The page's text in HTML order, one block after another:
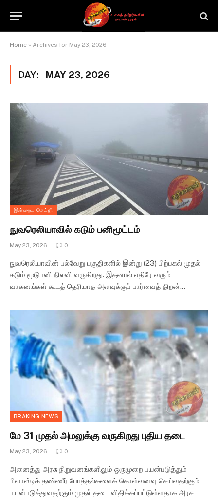
Home » Archives for May 23, 2026
DAY: MAY 23, 2026
இன்றைய செய்தி
நுவரெலியாவில் கடும் பனிமூட்டம்
May 23, 2026 0
நுவரெலியாவின் பல்வேறு பகுதிகளில் இன்று (23) பிற்பகல் முதல்
கடும் மூடுபனி நிலவி வருகிறது. இதனால் எதிரே வரும்
வாகனங்கள் கூடத் தெரியாத அளவுக்குப் பார்வைத் திறன்…
BRAKING NEWS
மே 31 முதல் அமலுக்கு வருகிறது புதிய தடை
May 23, 2026 0
அனைத்து அரசு நிறுவனங்களிலும் ஒருமுறை பயன்படுத்தும்
பிளாஸ்டிக் தண்ணீர் போத்தல்களைக் கொள்வனவு செய்வதற்கும்
பயன்படுத்துவதற்கும் முதல் தடை விதிக்கப்பட்டுள்ளதாக அரச